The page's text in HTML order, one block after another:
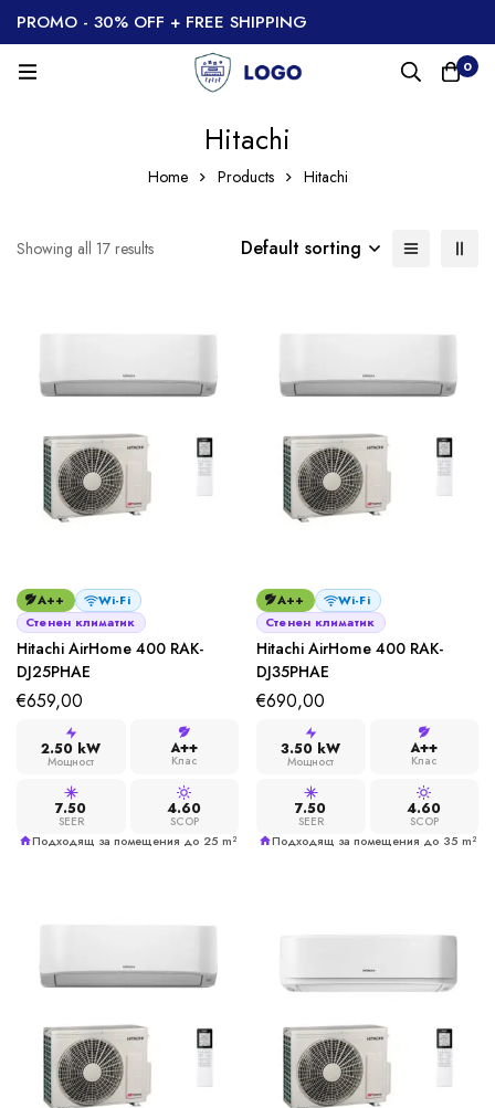
PROMO - 30% OFF + FREE SHIPPING
0
Hitachi
Home Products Hitachi
Showing all 17 results Default sorting
A++
Wi-Fi
Стенен климатик
Hitachi AirHome 400 RAK-
DJ25PHAE
€659,00
2.50 kW
Мощност
A++
Клас
7.50
SEER
4.60
SCOP
Подходящ за помещения до 25 m²
A++
Wi-Fi
Стенен климатик
Hitachi AirHome 400 RAK-
DJ35PHAE
€690,00
3.50 kW
Мощност
A++
Клас
7.50
SEER
4.60
SCOP
Подходящ за помещения до 35 m²